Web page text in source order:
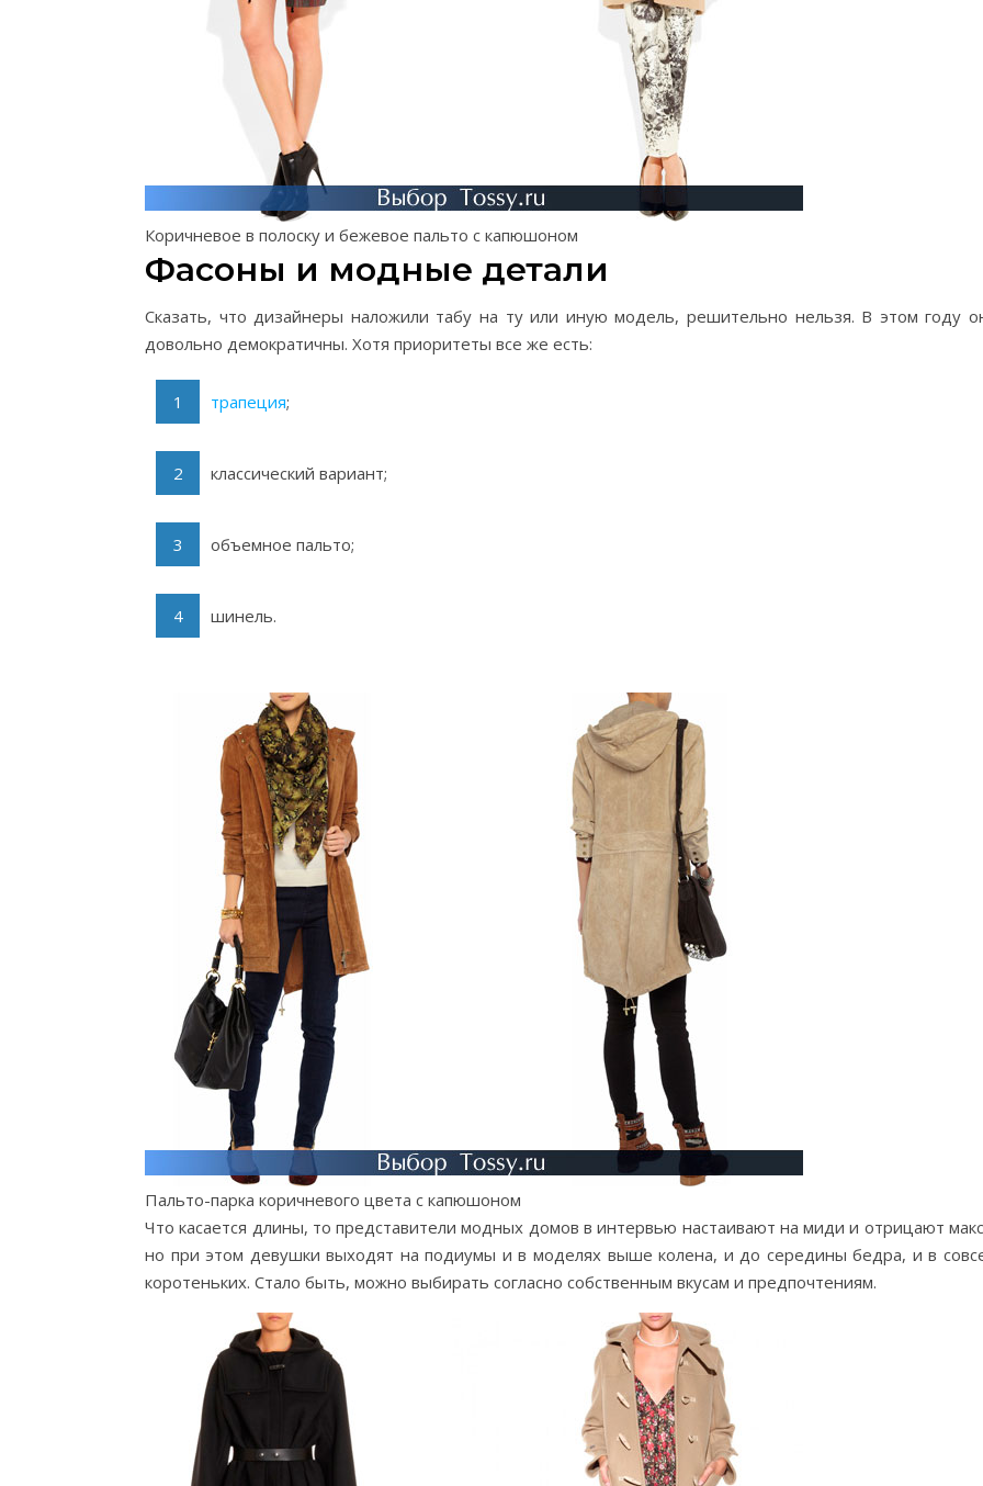
Коричневое в полоску и бежевое пальто с капюшоном
Фасоны и модные детали
Сказать, что дизайнеры наложили табу на ту или иную модель, решительно нельзя. В этом году
довольно демократичны. Хотя приоритеты все же есть:
трапеция;
классический вариант;
объемное пальто;
шинель.
Пальто-парка коричневого цвета с капюшоном
Что касается длины, то представители модных домов в интервью настаивают на миди и отрицают
но при этом девушки выходят на подиумы и в моделях выше колена, и до середины бедра, и в
коротеньких. Стало быть, можно выбирать согласно собственным вкусам и предпочтениям.